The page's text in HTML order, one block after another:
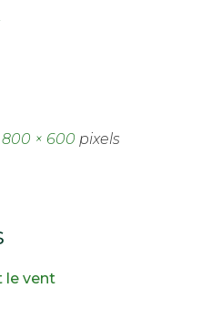
800 × 600 pixels
le vent